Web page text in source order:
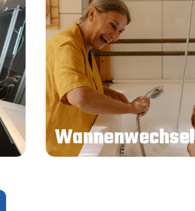
Wannenwechsel